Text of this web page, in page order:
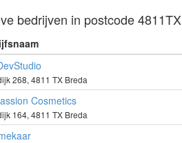
bedrijven in postcode 4811TX
268, 4811 TX Breda
Cosmetics
164, 4811 TX Breda